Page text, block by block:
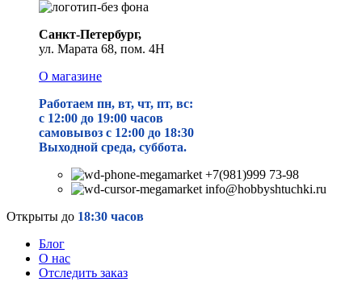
Санкт-Петербург,
ул. Марата 68, пом. 4Н
О магазине
Работаем пн, вт, чт, пт, вс:
с 12:00 до 19:00 часов
самовывоз с 12:00 до 18:30
Выходной среда, суббота.
+7(981)999 73-98
info@hobbyshtuchki.ru
Открыты до 18:30 часов
Блог
О нас
Отследить заказ